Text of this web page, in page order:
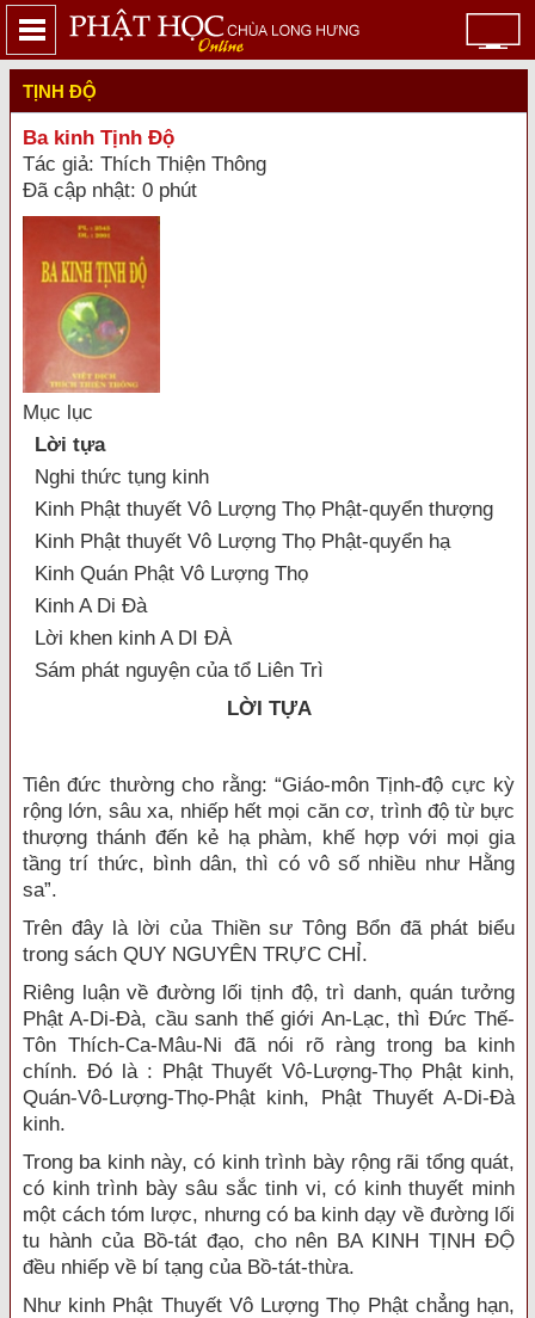
TỊNH ĐỘ
Ba kinh Tịnh Độ
Tác giả: Thích Thiện Thông
Đã cập nhật: 0 phút
Mục lục
Lời tựa
Nghi thức tụng kinh
Kinh Phật thuyết Vô Lượng Thọ Phật-quyển thượng
Kinh Phật thuyết Vô Lượng Thọ Phật-quyển hạ
Kinh Quán Phật Vô Lượng Thọ
Kinh A Di Đà
Lời khen kinh A DI ĐÀ
Sám phát nguyện của tổ Liên Trì
LỜI TỰA
Tiên đức thường cho rằng: “Giáo-môn Tịnh-độ cực kỳ
rộng lớn, sâu xa, nhiếp hết mọi căn cơ, trình độ từ bực
thượng thánh đến kẻ hạ phàm, khế hợp với mọi gia
tầng trí thức, bình dân, thì có vô số nhiều như Hằng
sa”.
Trên đây là lời của Thiền sư Tông Bổn đã phát biểu
trong sách QUY NGUYÊN TRỰC CHỈ.
Riêng luận về đường lối tịnh độ, trì danh, quán tưởng
Phật A-Di-Đà, cầu sanh thế giới An-Lạc, thì Đức Thế-
Tôn Thích-Ca-Mâu-Ni đã nói rõ ràng trong ba kinh
chính. Đó là : Phật Thuyết Vô-Lượng-Thọ Phật kinh,
Quán-Vô-Lượng-Thọ-Phật kinh, Phật Thuyết A-Di-Đà
kinh.
Trong ba kinh này, có kinh trình bày rộng rãi tổng quát,
có kinh trình bày sâu sắc tinh vi, có kinh thuyết minh
một cách tóm lược, nhưng có ba kinh dạy về đường lối
tu hành của Bồ-tát đạo, cho nên BA KINH TỊNH ĐỘ
đều nhiếp về bí tạng của Bồ-tát-thừa.
Như kinh Phật Thuyết Vô Lượng Thọ Phật chẳng hạn,